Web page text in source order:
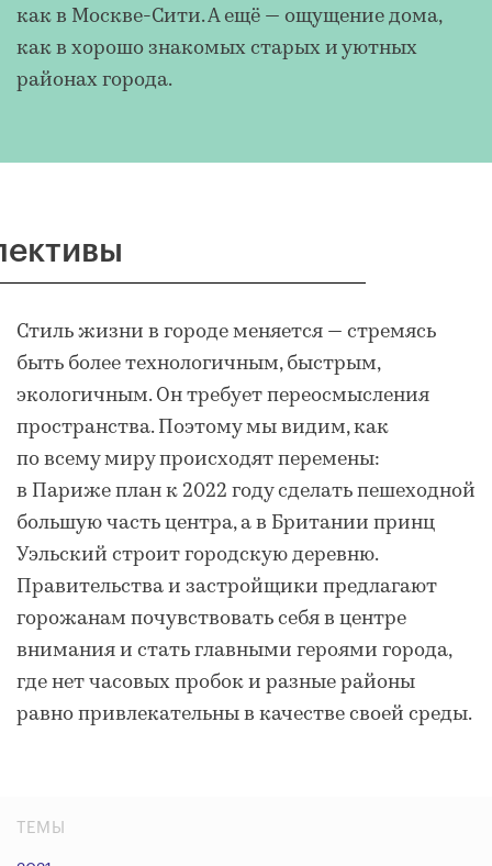
как в Москве-Сити. А ещё — ощущение дома,
как в хорошо знакомых старых и уютных
районах города.
Стиль жизни в городе меняется — стремясь
быть более технологичным, быстрым,
экологичным. Он требует переосмысления
пространства. Поэтому мы видим, как
по всему миру происходят перемены:
в Париже план к 2022 году сделать пешеходной
большую часть центра, а в Британии принц
Уэльский строит городскую деревню.
Правительства и застройщики предлагают
горожанам почувствовать себя в центре
внимания и стать главными героями города,
где нет часовых пробок и разные районы
равно привлекательны в качестве своей среды.
ТЕМЫ